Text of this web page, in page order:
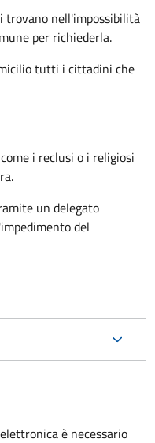
trovano nell'impossibilità
per richiederla.
tutti i cittadini che
i reclusi o i religiosi
un delegato
del
è necessario